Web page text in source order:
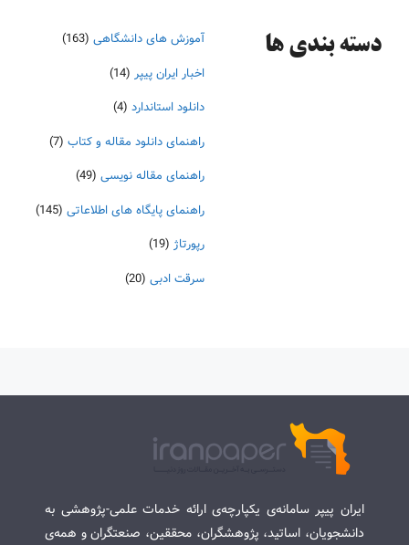
دسته‌ بندی ها آموزش های دانشگاهی (163)
اخبار ایران پیپر (14)
دانلود استاندارد (4)
راهنمای دانلود مقاله و کتاب (7)
راهنمای مقاله نویسی (49)
راهنمای پایگاه های اطلاعاتی (145)
رپورتاژ (19)
سرقت ادبی (20)
ایران پیپر سامانه‌ی یکپارچه‌ی ارائه خدمات علمی-پژوهشی به
دانشجویان، اساتید، پژوهشگران، محققین، صنعتگران و همه‌ی